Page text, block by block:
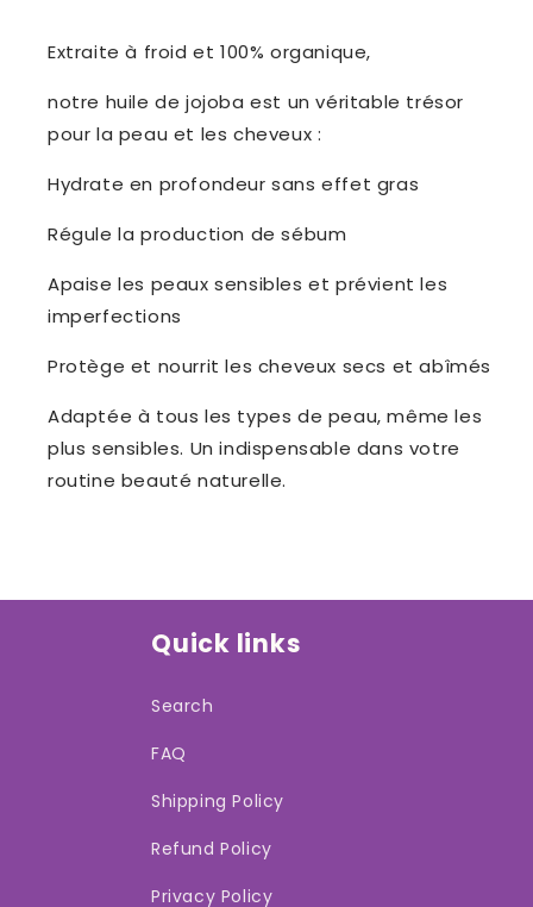
Extraite à froid et 100% organique,
notre huile de jojoba est un véritable trésor
pour la peau et les cheveux :
Hydrate en profondeur sans effet gras
Régule la production de sébum
Apaise les peaux sensibles et prévient les
imperfections
Protège et nourrit les cheveux secs et abîmés
Adaptée à tous les types de peau, même les
plus sensibles. Un indispensable dans votre
routine beauté naturelle.
Quick links
Search
FAQ
Shipping Policy
Refund Policy
Privacy Policy